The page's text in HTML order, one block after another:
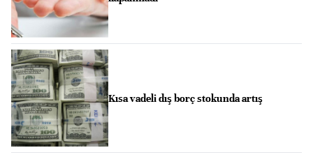
Kısa vadeli dış borç stokunda artış